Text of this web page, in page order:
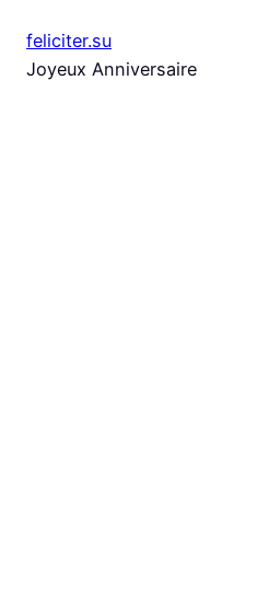
au
contenu
feliciter.su
Joyeux Anniversaire